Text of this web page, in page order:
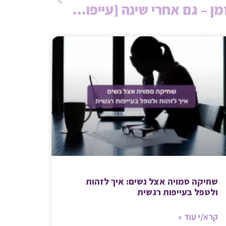
למה את עייפה כל הזמן – גם אחרי שינה [עייפות רגשית]
שחיקה סמויה אצל נשים: איך לזהות
ולטפל בעייפות רגשית
קרא/י עוד »